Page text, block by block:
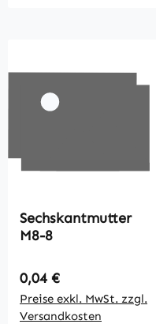
Sechskantmutter
M8-8
Regulärer Preis:
0,04 €
Preise exkl. MwSt. zzgl.
Versandkosten